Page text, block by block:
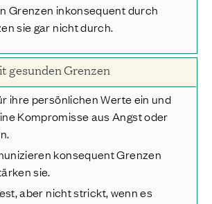
Grenzen inkonsequent durch
sie gar nicht durch.
gesunden Grenzen
ihre persönlichen Werte ein und
Kompromisse aus Angst oder
konsequent Grenzen
sie.
aber nicht strickt, wenn es